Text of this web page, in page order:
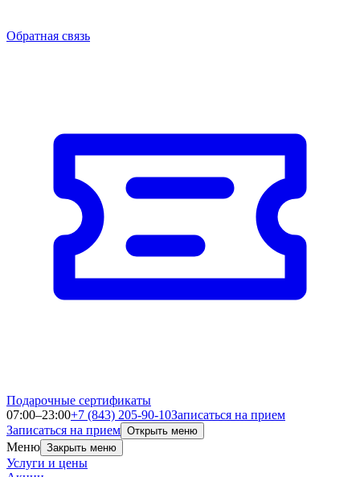
Обратная связь
Подарочные сертификаты
07:00–23:00+7 (843) 205-90-10Записаться на прием
Записаться на прием Открыть меню
Меню Закрыть меню
Услуги и цены